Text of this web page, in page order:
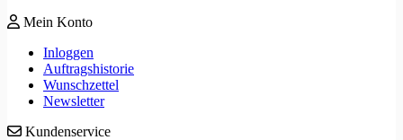
Mein Konto
Inloggen
Auftragshistorie
Wunschzettel
Newsletter
Kundenservice